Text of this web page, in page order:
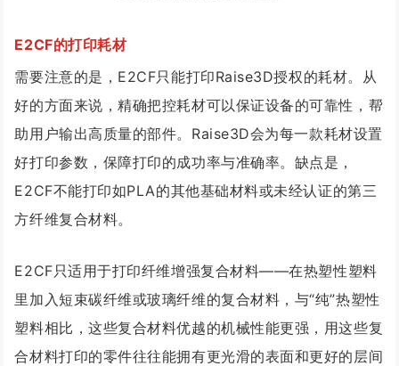
E2CF的打印耗材
需要注意的是，E2CF只能打印Raise3D授权的耗材。从
好的方面来说，精确把控耗材可以保证设备的可靠性，帮
助用户输出高质量的部件。Raise3D会为每一款耗材设置
好打印参数，保障打印的成功率与准确率。缺点是，
E2CF不能打印如PLA的其他基础材料或未经认证的第三
方纤维复合材料。
E2CF只适用于打印纤维增强复合材料——在热塑性塑料
里加入短束碳纤维或玻璃纤维的复合材料，与“纯”热塑性
塑料相比，这些复合材料优越的机械性能更强，用这些复
合材料打印的零件往往能拥有更光滑的表面和更好的层间